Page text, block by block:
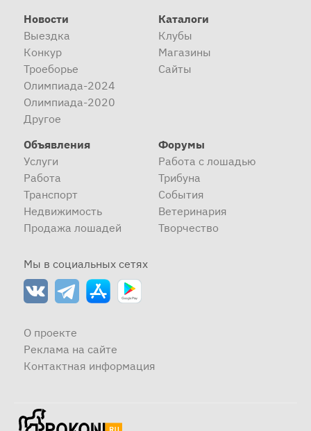
Новости
Выездка
Конкур
Троеборье
Олимпиада-2024
Олимпиада-2020
Другое
Каталоги
Клубы
Магазины
Сайты
Объявления
Услуги
Работа
Транспорт
Недвижимость
Продажа лошадей
Форумы
Работа с лошадью
Трибуна
События
Ветеринария
Творчество
Мы в социальных сетях
О проекте
Реклама на сайте
Контактная информация